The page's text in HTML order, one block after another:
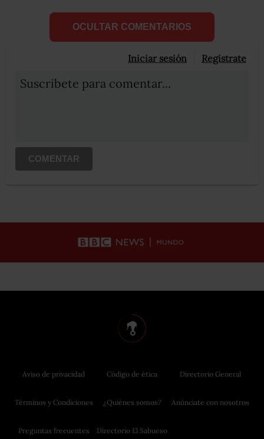
OCULTAR COMENTARIOS
Iniciar sesión Registrate
Suscribete para comentar...
COMENTAR
Aviso de privacidad
Términos y Condiciones
Preguntas frecuentes
Código de ética
¿Quiénes somos?
Directorio El Sabueso
Directorio General
Anúnciate con nosotros